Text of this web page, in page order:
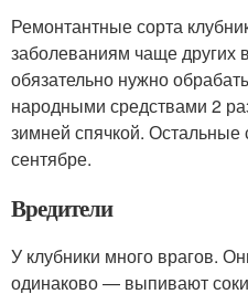
Ремонтантные сорта
заболеваниям чаще других
обязательно нужно
народными средствами 2
зимней спячкой. Остальные
сентябре.
Вредители
У клубники много врагов.
одинаково — выпивают соки